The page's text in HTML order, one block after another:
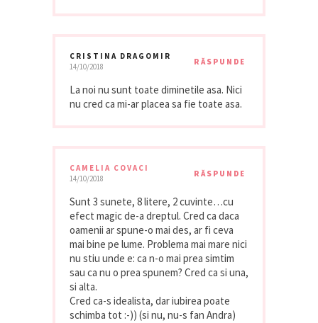
CRISTINA DRAGOMIR
14/10/2018
RĂSPUNDE
La noi nu sunt toate diminetile asa. Nici
nu cred ca mi-ar placea sa fie toate asa.
CAMELIA COVACI
14/10/2018
RĂSPUNDE
Sunt 3 sunete, 8 litere, 2 cuvinte…cu
efect magic de-a dreptul. Cred ca daca
oamenii ar spune-o mai des, ar fi ceva
mai bine pe lume. Problema mai mare nici
nu stiu unde e: ca n-o mai prea simtim
sau ca nu o prea spunem? Cred ca si una,
si alta.
Cred ca-s idealista, dar iubirea poate
schimba tot :-)) (si nu, nu-s fan Andra)